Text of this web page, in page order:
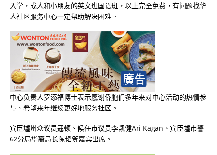
入学，成人和小朋友的英文班国语班，以上完全免费，有问题找华
人社区服务中心一定帮助解决困难。
中心负责人罗添福博士表示感谢侨胞们多年来对中心活动的热情参
与，希望来年继续更好地服务社区。
宾臣墟州众议员寇顿、候任市议员李凯健Ari Kagan、宾臣墟市警
62分局华裔局长陈韬等嘉宾出席。